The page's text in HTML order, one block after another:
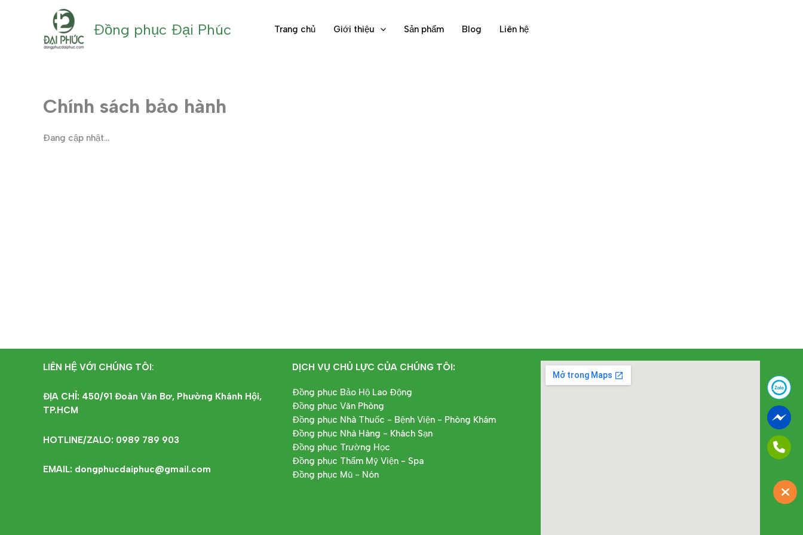
Đồng phục Đại Phúc Trang chủ Giới thiệu Sản phẩm Blog Liên hệ
Chính sách bảo hành
Đang cập nhật…
LIÊN HỆ VỚI CHÚNG TÔI:
ĐỊA CHỈ: 450/91 Đoàn Văn Bơ, Phường Khánh Hội,
TP.HCM
HOTLINE/ZALO: 0989 789 903
EMAIL: dongphucdaiphuc@gmail.com
DỊCH VỤ CHỦ LỰC CỦA CHÚNG TÔI:
Đồng phục Bảo Hộ Lao Động
Đồng phục Văn Phòng
Đồng phục Nhà Thuốc - Bệnh Viện - Phòng Khám
Đồng phục Nhà Hàng - Khách Sạn
Đồng phục Trường Học
Đồng phục Thẩm Mỹ Viện - Spa
Đồng phục Mũ - Nón